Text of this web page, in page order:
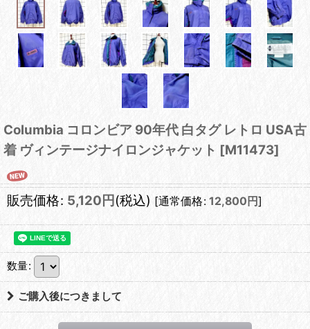
Columbia コロンビア 90年代 白タグ レトロ USA古
着 ヴィンテージナイロンジャケット [M11473]
販売価格: 5,120 円 (税込) [通常価格: 12,800 円]
数量:
ご購入後につきまして